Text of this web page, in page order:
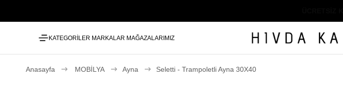
KATEGORİLER MARKALAR MAĞAZALARIMIZ
Anasayfa MOBİLYA Ayna Seletti - Trampoletli Ayna 30X40